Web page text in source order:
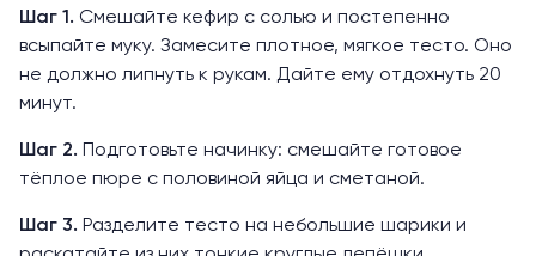
Шаг 1. Смешайте кефир с солью и постепенно
всыпайте муку. Замесите плотное, мягкое тесто. Оно
не должно липнуть к рукам. Дайте ему отдохнуть 20
минут.
Шаг 2. Подготовьте начинку: смешайте готовое
тёплое пюре с половиной яйца и сметаной.
Шаг 3. Разделите тесто на небольшие шарики и